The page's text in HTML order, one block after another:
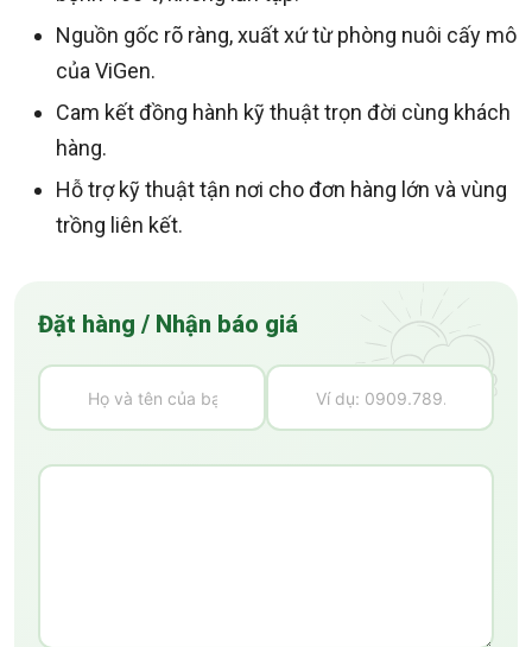
Nguồn gốc rõ ràng, xuất xứ từ phòng nuôi cấy mô
của ViGen.
Cam kết đồng hành kỹ thuật trọn đời cùng khách
hàng.
Hỗ trợ kỹ thuật tận nơi cho đơn hàng lớn và vùng
trồng liên kết.
Đặt hàng / Nhận báo giá